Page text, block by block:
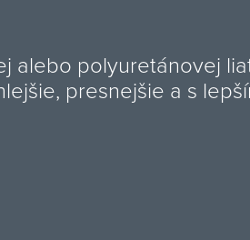
oslavuje!
povrchy s
liate živice a